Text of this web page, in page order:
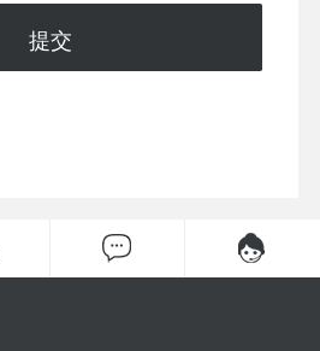
提交